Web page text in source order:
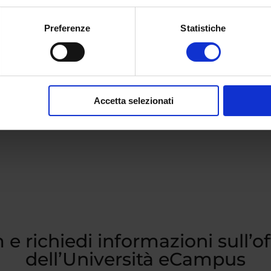
Preferenze Statistiche
Accetta selezionati
di proseguire gli studi, senza bisogno di
in Filologia Moderna e di conseguire così i crediti
e insegnare a scuola le seguenti materie:
e richiedi informazioni
dell’Università eCampus